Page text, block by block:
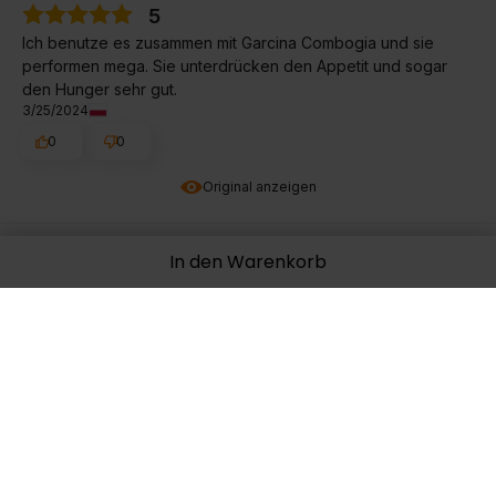
In den Warenkorb
Original anzeigen
5
Ich benutze es zusammen mit Garcina Combogia und sie
performen mega. Sie unterdrücken den Appetit und sogar
den Hunger sehr gut.
3/25/2024
0
0
5